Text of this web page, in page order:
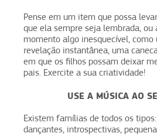
Pense em um item que possa
que ela sempre seja lembrada, ou
momento algo inesquecível, como
revelação instantânea, uma
em que os filhos possam deixar
pais. Exercite a sua criatividade!
USE A MÚSICA AO
Existem famílias de todos os
dançantes, introspectivas,